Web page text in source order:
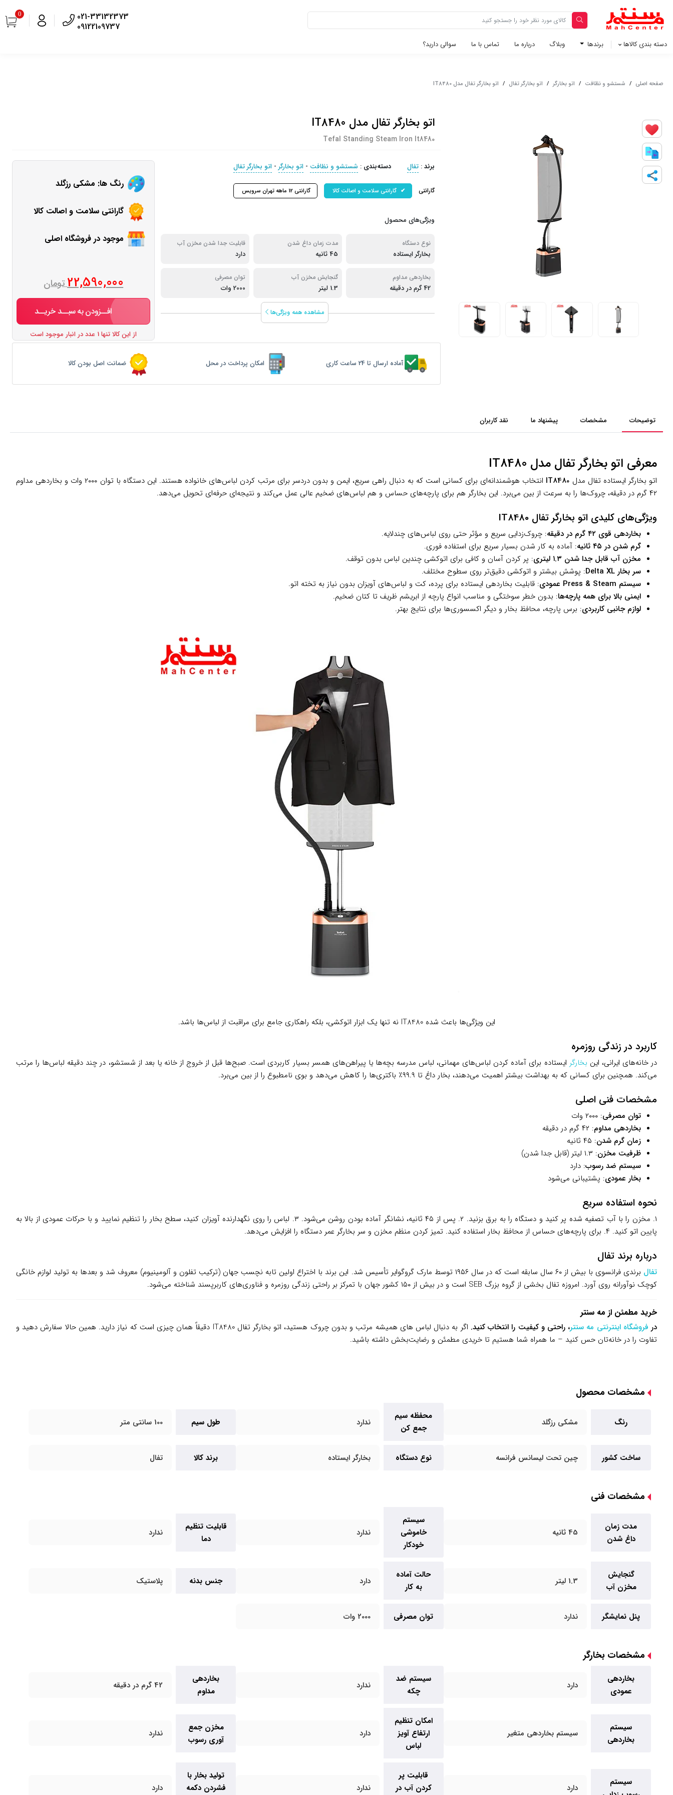
021-33132373
09122109737
0
دسته بندی کالاها برندها وبلاگ‌ درباره ما تماس با ما سوالی دارید؟
صفحه اصلی / شستشو و نظافت / اتو بخارگر / اتو بخارگر تفال / اتو بخارگر تفال مدل IT8480
اتو بخارگر تفال مدل IT8480
Tefal Standing Steam Iron It8480
برند: تفال دسته‌بندی : شستشو و نظافت - اتو بخارگر - اتو بخارگر تفال
گارانتی گارانتی سلامت و اصالت کالا گارانتی 12 ماهه تهران سرویس
ویژگی‌های محصول
نوع دستگاه
بخارگر ایستاده
مدت زمان داغ شدن
45 ثانیه
قابلیت جدا شدن مخزن آب
دارد
بخاردهی مداوم
42 گرم در دقیقه
گنجایش مخزن آب
1.3 لیتر
توان مصرفی
2000 وات
مشاهده همه ویژگی‌ها
رنگ ها: مشکی رزگلد
گارانتی سلامت و اصالت کالا
موجود در فروشگاه اصلی
22,590,000تومان
افــزودن به سبــد خریــد
از این کالا تنها 1 عدد در انبار موجود است
آماده ارسال تا 24 ساعت کاری امکان پرداخت در محل ضمانت اصل بودن کالا
توضیحات مشخصات پیشنهاد ما نقد کاربران
معرفی اتو بخارگر تفال مدل IT8480
اتو بخارگر ایستاده تفال مدل IT8480
انتخاب هوشمندانه‌ای برای کسانی است که به دنبال راهی سریع، ایمن و بدون دردسر برای مرتب کردن لباس‌های خانواده هستند. این دستگاه با توان ۲۰۰۰ وات و بخاردهی مداوم
۴۲ گرم در دقیقه، چروک‌ها را به سرعت از بین می‌برد. این بخارگر هم برای پارچه‌های حساس و هم لباس‌های ضخیم عالی عمل می‌کند و نتیجه‌ای حرفه‌ای تحویل می‌دهد.
ویژگی‌های کلیدی اتو بخارگر تفال IT8480
بخاردهی قوی ۴۲ گرم در دقیقه
: چروک‌زدایی سریع و مؤثر حتی روی لباس‌های چندلایه.
گرم شدن در ۴۵ ثانیه
: آماده به کار شدن بسیار سریع برای استفاده فوری.
مخزن آب قابل جدا شدن ۱.۳ لیتری
: پر کردن آسان و کافی برای اتوکشی چندین لباس بدون توقف.
سر بخار Delta XL
: پوشش بیشتر و اتوکشی دقیق‌تر روی سطوح مختلف.
سیستم Press & Steam عمودی
: قابلیت بخاردهی ایستاده برای پرده، کت و لباس‌های آویزان بدون نیاز به تخته اتو.
ایمنی بالا برای همه پارچه‌ها: بدون خطر سوختگی و مناسب انواع پارچه از ابریشم ظریف تا کتان ضخیم.
لوازم جانبی کاربردی: برس پارچه، محافظ بخار و دیگر اکسسوری‌ها برای نتایج بهتر.
این ویژگی‌ها باعث شده IT8480 نه تنها یک ابزار اتوکشی، بلکه راهکاری جامع برای مراقبت از لباس‌ها باشد.
کاربرد در زندگی روزمره
در خانه‌های ایرانی، این بخارگر ایستاده برای آماده کردن لباس‌های مهمانی، لباس مدرسه بچه‌ها یا پیراهن‌های همسر بسیار کاربردی است. صبح‌ها قبل از خروج از خانه یا بعد از شستشو، در چند دقیقه لباس‌ها را مرتب
می‌کند. همچنین برای کسانی که به بهداشت بیشتر اهمیت می‌دهند، بخار داغ تا ۹۹.۹٪ باکتری‌ها را کاهش می‌دهد و بوی نامطبوع را از بین می‌برد.
مشخصات فنی اصلی
توان مصرفی: ۲۰۰۰ وات
بخاردهی مداوم: ۴۲ گرم در دقیقه
زمان گرم شدن: ۴۵ ثانیه
ظرفیت مخزن: ۱.۳ لیتر (قابل جدا شدن)
سیستم ضد رسوب: دارد
بخار عمودی: پشتیبانی می‌شود
نحوه استفاده سریع
۱. مخزن را با آب تصفیه شده پر کنید و دستگاه را به برق بزنید. ۲. پس از ۴۵ ثانیه، نشانگر آماده بودن روشن می‌شود. ۳. لباس را روی نگهدارنده آویزان کنید، سطح بخار را تنظیم نمایید و با حرکات عمودی از بالا به
پایین اتو کنید. ۴. برای پارچه‌های حساس از محافظ بخار استفاده کنید. تمیز کردن منظم مخزن و سر بخارگر عمر دستگاه را افزایش می‌دهد.
درباره برند تفال
تفال
برندی فرانسوی با بیش از ۶۰ سال سابقه است که در سال ۱۹۵۶ توسط مارک گروگوایر تأسیس شد. این برند با اختراع اولین تابه نچسب جهان (ترکیب تفلون و آلومینیوم) معروف شد و بعدها به تولید لوازم خانگی
کوچک نوآورانه روی آورد. امروزه تفال بخشی از گروه بزرگ SEB است و در بیش از ۱۵۰ کشور جهان با تمرکز بر راحتی زندگی روزمره و فناوری‌های کاربرپسند شناخته می‌شود.
خرید مطمئن از مه سنتر
در فروشگاه اینترنتی مه سنتر، راحتی و کیفیت را انتخاب کنید.
اگر به دنبال لباس های همیشه مرتب و بدون چروک هستید، اتو بخارگر تفال IT8480 دقیقاً همان چیزی است که نیاز دارید. همین حالا سفارش دهید و
تفاوت را در خانه‌تان حس کنید – ما همراه شما هستیم تا خریدی مطمئن و رضایت‌بخش داشته باشید.
مشخصات محصول
رنگ مشکی رزگلد
محفظه سیم
جمع کن
ندارد طول سیم 100 سانتی متر
ساخت کشور چین تحت لیسانس فرانسه نوع دستگاه بخارگر ایستاده برند کالا تفال
مشخصات فنی
مدت زمان
داغ شدن
45 ثانیه
سیستم
خاموشی
خودکار
ندارد
قابلیت تنظیم
دما
ندارد
گنجایش
مخزن آب
1.3 لیتر
حالت آماده
به کار
دارد جنس بدنه پلاستیک
پنل نمایشگر ندارد توان مصرفی 2000 وات
مشخصات بخارگر
بخاردهی
عمودی
دارد
سیستم ضد
چکه
ندارد
بخاردهی
مداوم
42 گرم در دقیقه
سیستم
بخاردهی
سیستم بخاردهی متغیر
امکان تنظیم
ارتفاع آویز
لباس
دارد
مخزن جمع
آوری رسوب
ندارد
سیستم
دارد
قابلیت پر
کردن آب در
ندارد
تولید بخار با
فشردن دکمه
دارد